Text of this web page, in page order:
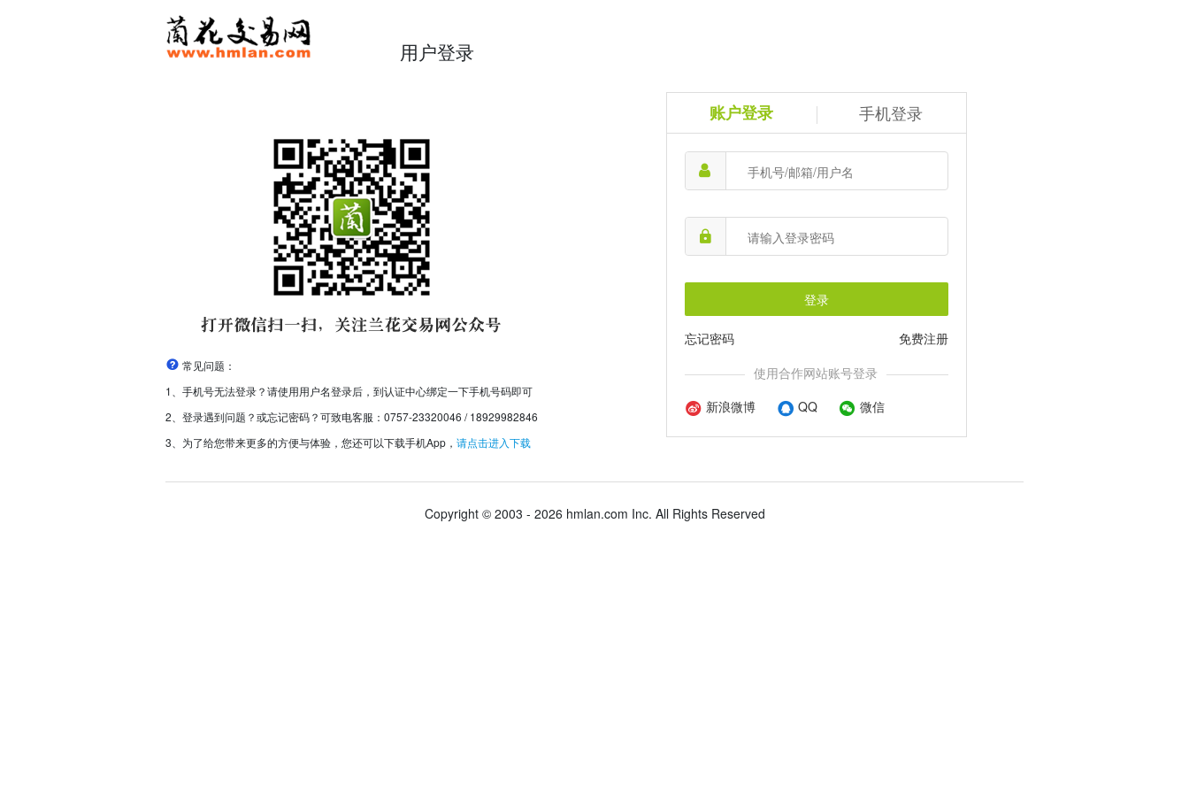
用户登录
常见问题：
1、手机号无法登录？请使用用户名登录后，到认证中心绑定一下手机号码即可
2、登录遇到问题？或忘记密码？可致电客服：0757-23320046 / 18929982846
3、为了给您带来更多的方便与体验，您还可以下载手机App， 请点击进入下载
账户登录 手机登录
登录
免费注册
忘记密码
使用合作网站账号登录
新浪微博
QQ 微信
Copyright © 2003 - 2026 hmlan.com Inc. All Rights Reserved